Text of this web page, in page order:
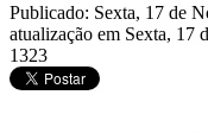
Publicado: Sexta, 17 de
atualização em Sexta, 17
1323